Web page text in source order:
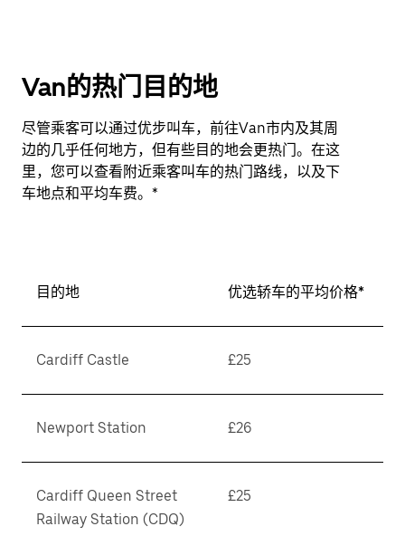
Van的热门目的地
尽管乘客可以通过优步叫车，前往Van市内及其周
边的几乎任何地方，但有些目的地会更热门。在这
里，您可以查看附近乘客叫车的热门路线，以及下
车地点和平均车费。*
目的地 优选轿车的平均价格*
Cardiff Castle £25
Newport Station £26
Cardiff Queen Street
Railway Station (CDQ)
£25